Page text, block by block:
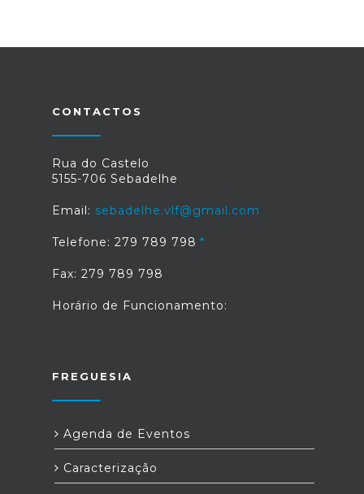
CONTACTOS
Rua do Castelo
5155-706 Sebadelhe
Email: sebadelhe.vlf@gmail.com
Telefone: 279 789 798
Fax: 279 789 798
Horário de Funcionamento:
FREGUESIA
Agenda de Eventos
Caracterização